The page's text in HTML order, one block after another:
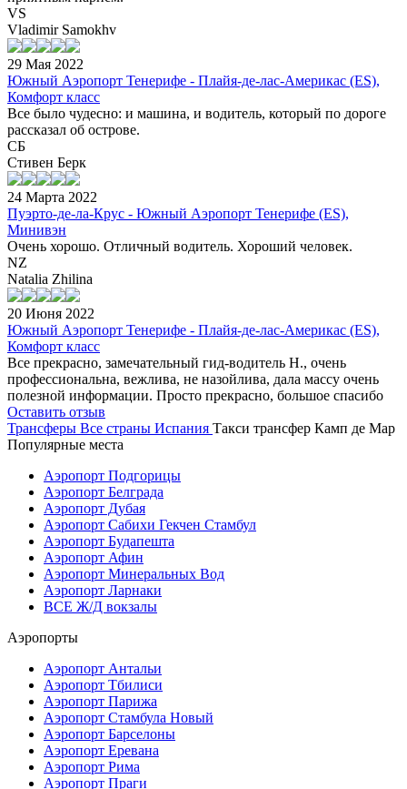
VS
Vladimir Samokhv
29 Мая 2022
Южный Аэропорт Тенерифе - Плайя-де-лас-Америкас (ES),
Комфорт класс
Все было чудесно: и машина, и водитель, который по дороге
рассказал об острове.
СБ
Стивен Берк
24 Марта 2022
Пуэрто-де-ла-Крус - Южный Аэропорт Тенерифе (ES),
Минивэн
Очень хорошо. Отличный водитель. Хороший человек.
NZ
Natalia Zhilina
20 Июня 2022
Южный Аэропорт Тенерифе - Плайя-де-лас-Америкас (ES),
Комфорт класс
Все прекрасно, замечательный гид-водитель Н., очень
профессиональна, вежлива, не назойлива, дала массу очень
полезной информации. Просто прекрасно, большое спасибо
Оставить отзыв
Трансферы Все страны Испания Такси трансфер Камп де Мар
Популярные места
Аэропорт Подгорицы
Аэропорт Белграда
Аэропорт Дубая
Аэропорт Сабихи Гекчен Стамбул
Аэропорт Будапешта
Аэропорт Афин
Аэропорт Минеральных Вод
Аэропорт Ларнаки
ВСЕ Ж/Д вокзалы
Аэропорты
Аэропорт Антальи
Аэропорт Тбилиси
Аэропорт Парижа
Аэропорт Стамбула Новый
Аэропорт Барселоны
Аэропорт Еревана
Аэропорт Рима
Аэропорт Праги